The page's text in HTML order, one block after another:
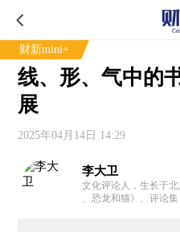
财新mini+
线、形、气中的
展
2025年04月14日 14:29
李大卫
文化评论人，生长于
、恐龙和猫》、评论